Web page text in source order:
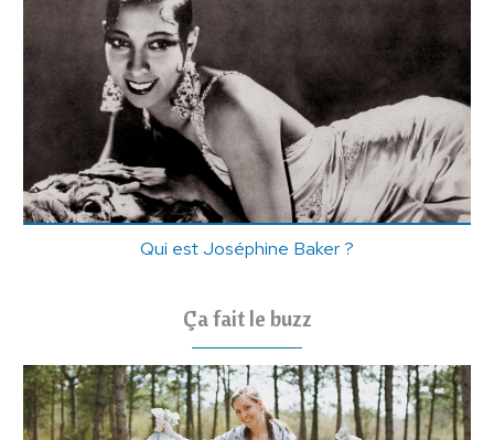
Qui est Joséphine Baker ?
Ça fait le buzz